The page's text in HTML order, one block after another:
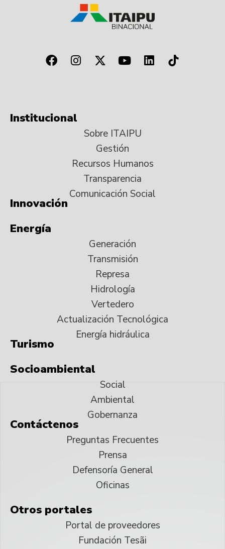
Institucional
Sobre ITAIPU
Gestión
Recursos Humanos
Transparencia
Comunicación Social
Innovación
Energía
Generación
Transmisión
Represa
Hidrología
Vertedero
Actualización Tecnológica
Energía hidráulica
Turismo
Socioambiental
Social
Ambiental
Gobernanza
Contáctenos
Preguntas Frecuentes
Prensa
Defensoría General
Oficinas
Otros portales
Portal de proveedores
Fundación Tesãi